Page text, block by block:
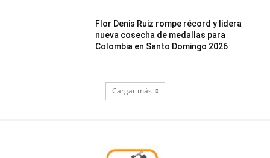
Flor Denis Ruiz rompe récord y lidera
nueva cosecha de medallas para
Colombia en Santo Domingo 2026
Cargar más